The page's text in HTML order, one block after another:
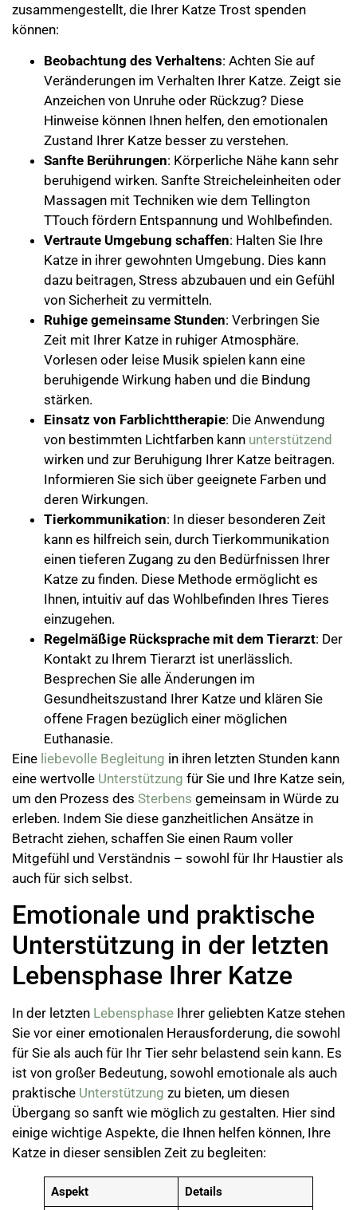
zusammengestellt, die Ihrer Katze Trost spenden
können:
Beobachtung des Verhaltens: Achten Sie auf
Veränderungen im Verhalten Ihrer Katze. Zeigt sie
Anzeichen von Unruhe oder Rückzug? Diese
Hinweise können Ihnen helfen, den emotionalen
Zustand Ihrer Katze besser zu verstehen.
Sanfte Berührungen: Körperliche Nähe kann sehr
beruhigend wirken. Sanfte Streicheleinheiten oder
Massagen mit Techniken wie dem Tellington
TTouch fördern Entspannung und Wohlbefinden.
Vertraute Umgebung schaffen: Halten Sie Ihre
Katze in ihrer gewohnten Umgebung. Dies kann
dazu beitragen, Stress abzubauen und ein Gefühl
von Sicherheit zu vermitteln.
Ruhige gemeinsame Stunden: Verbringen Sie
Zeit mit Ihrer Katze in ruhiger Atmosphäre.
Vorlesen oder leise Musik spielen kann eine
beruhigende Wirkung haben und die Bindung
stärken.
Einsatz von Farblichttherapie: Die Anwendung
von bestimmten Lichtfarben kann unterstützend
wirken und zur Beruhigung Ihrer Katze beitragen.
Informieren Sie sich über geeignete Farben und
deren Wirkungen.
Tierkommunikation: In dieser besonderen Zeit
kann es hilfreich sein, durch Tierkommunikation
einen tieferen Zugang zu den Bedürfnissen Ihrer
Katze zu finden. Diese Methode ermöglicht es
Ihnen, intuitiv auf das Wohlbefinden Ihres Tieres
einzugehen.
Regelmäßige Rücksprache mit dem Tierarzt: Der
Kontakt zu Ihrem Tierarzt ist unerlässlich.
Besprechen Sie alle Änderungen im
Gesundheitszustand Ihrer Katze und klären Sie
offene Fragen bezüglich einer möglichen
Euthanasie.
Eine liebevolle Begleitung in ihren letzten Stunden kann
eine wertvolle Unterstützung für Sie und Ihre Katze sein,
um den Prozess des Sterbens gemeinsam in Würde zu
erleben. Indem Sie diese ganzheitlichen Ansätze in
Betracht ziehen, schaffen Sie einen Raum voller
Mitgefühl und Verständnis – sowohl für Ihr Haustier als
auch für sich selbst.
Emotionale und praktische
Unterstützung in der letzten
Lebensphase Ihrer Katze
In der letzten Lebensphase Ihrer geliebten Katze stehen
Sie vor einer emotionalen Herausforderung, die sowohl
für Sie als auch für Ihr Tier sehr belastend sein kann. Es
ist von großer Bedeutung, sowohl emotionale als auch
praktische Unterstützung zu bieten, um diesen
Übergang so sanft wie möglich zu gestalten. Hier sind
einige wichtige Aspekte, die Ihnen helfen können, Ihre
Katze in dieser sensiblen Zeit zu begleiten:
Aspekt Details